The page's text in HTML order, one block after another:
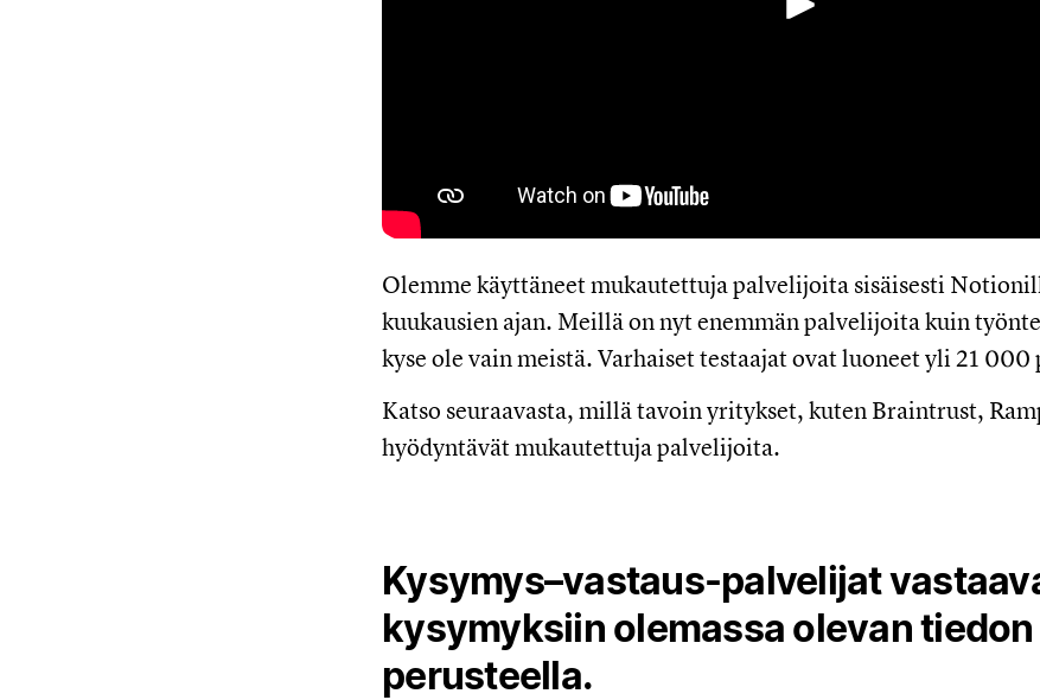
Toista
Olemme käyttäneet mukautettuja palvelijoita sisäisesti
kuukausien ajan. Meillä on nyt enemmän palvelijoita kuin
kyse ole vain meistä. Varhaiset testaajat ovat luoneet yli 21 000
Katso seuraavasta, millä tavoin yritykset, kuten Braintrust,
hyödyntävät mukautettuja palvelijoita.
Kysymys–vastaus-palvelijat
kysymyksiin olemassa olevan tiedon
perusteella.